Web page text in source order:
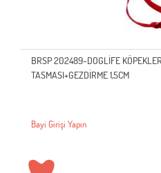
BRSP 202489-DOGLİFE
TASMASI+GEZDİRME 1,5CM
Bayi Girişi Yapın